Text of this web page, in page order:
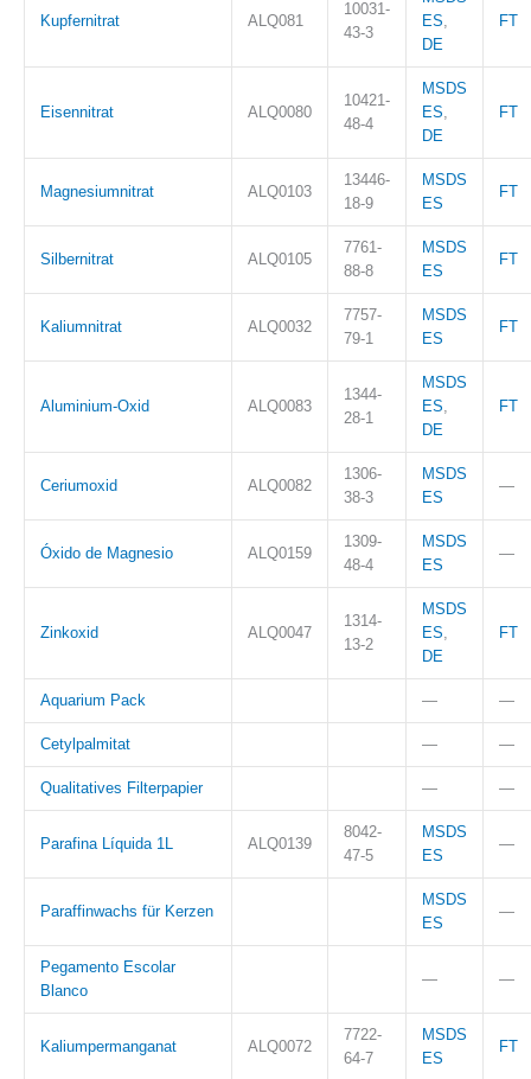
Kupfernitrat ALQ081
10031-
43-3
ES,
DE
FT
Eisennitrat ALQ0080
10421-
48-4
MSDS
ES,
DE
FT
Magnesiumnitrat ALQ0103
13446-
18-9
MSDS
ES
FT
Silbernitrat ALQ0105
7761-
88-8
MSDS
ES
FT
Kaliumnitrat ALQ0032
7757-
79-1
MSDS
ES
FT
Aluminium-Oxid ALQ0083
1344-
28-1
MSDS
ES,
DE
FT
Ceriumoxid ALQ0082
1306-
38-3
MSDS
ES
—
Óxido de Magnesio ALQ0159
1309-
48-4
MSDS
ES
—
Zinkoxid ALQ0047
1314-
13-2
MSDS
ES,
DE
FT
Aquarium Pack — —
Cetylpalmitat — —
Qualitatives Filterpapier — —
Parafina Líquida 1L ALQ0139
8042-
47-5
MSDS
ES
—
Paraffinwachs für Kerzen
MSDS
ES
—
Pegamento Escolar
Blanco
— —
Kaliumpermanganat ALQ0072
7722-
64-7
MSDS
ES
FT